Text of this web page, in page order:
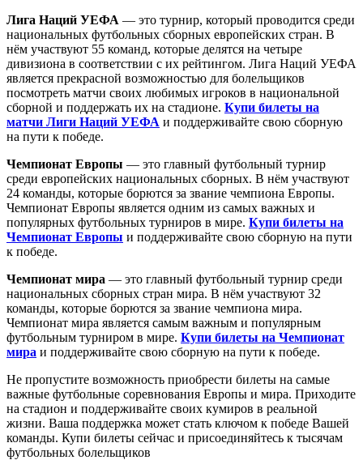
Лига Наций УЕФА — это турнир, который проводится среди
национальных футбольных сборных европейских стран. В
нём участвуют 55 команд, которые делятся на четыре
дивизиона в соответствии с их рейтингом. Лига Наций УЕФА
является прекрасной возможностью для болельщиков
посмотреть матчи своих любимых игроков в национальной
сборной и поддержать их на стадионе. Купи билеты на
матчи Лиги Наций УЕФА и поддерживайте свою сборную
на пути к победе.
Чемпионат Европы — это главный футбольный турнир
среди европейских национальных сборных. В нём участвуют
24 команды, которые борются за звание чемпиона Европы.
Чемпионат Европы является одним из самых важных и
популярных футбольных турниров в мире. Купи билеты на
Чемпионат Европы и поддерживайте свою сборную на пути
к победе.
Чемпионат мира — это главный футбольный турнир среди
национальных сборных стран мира. В нём участвуют 32
команды, которые борются за звание чемпиона мира.
Чемпионат мира является самым важным и популярным
футбольным турниром в мире. Купи билеты на Чемпионат
мира и поддерживайте свою сборную на пути к победе.
Не пропустите возможность приобрести билеты на самые
важные футбольные соревнования Европы и мира. Приходите
на стадион и поддерживайте своих кумиров в реальной
жизни. Ваша поддержка может стать ключом к победе Вашей
команды. Купи билеты сейчас и присоединяйтесь к тысячам
футбольных болельщиков